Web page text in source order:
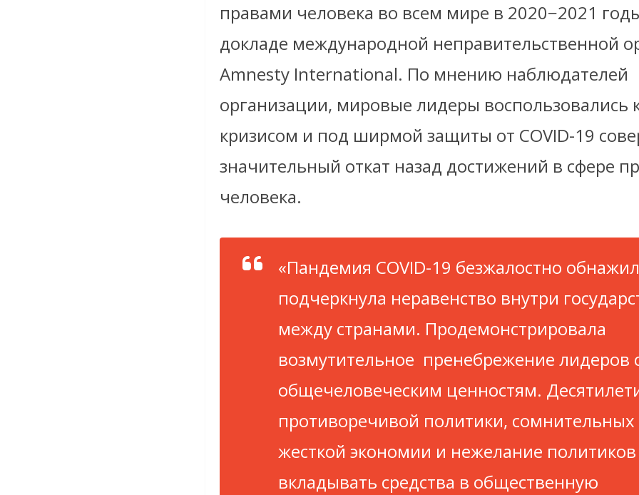
правами человека во всем мире в 2020−2021
докладе международной неправительственной
Amnesty International. По мнению наблюдателей
организации, мировые лидеры воспользовались
кризисом и под ширмой защиты от COVID-19
значительный откат назад достижений в сфере
человека.
«Пандемия COVID-19 безжалостно
подчеркнула неравенство внутри
между странами. Продемонстрировала
возмутительное пренебрежение лидеров
общечеловеческим ценностям.
противоречивой политики,
жесткой экономии и нежелание политиков
вкладывать средства в общественную